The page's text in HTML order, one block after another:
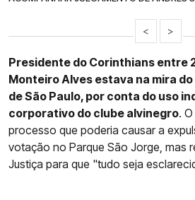
< >
Presidente do Corinthians entre
Monteiro Alves estava na mira
de São Paulo, por conta do uso
corporativo do clube alvinegro.
processo que poderia causar a
votação no Parque São Jorge, mas
Justiça para que "tudo seja